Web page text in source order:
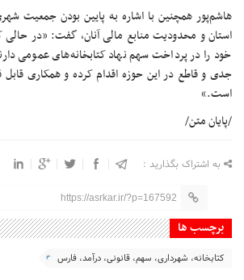
هاشم‌پور همچنین با اشاره به پایین بودن جمعیت
استان و محدودیت منابع مالی آنان، گفت: «در
خود را در پرداخت سهم نهاد کتابخانه‌های عمومی
جدی و قاطع در این حوزه اقدام کرده و همکاری قابل
است.»
/پایان متن/
به اشتراک بگذارید :
https://asrkar.ir/?p=167592
برچسب ها
کتابخانه، شهرداری، سهم، قانونی، درآمد، فارس